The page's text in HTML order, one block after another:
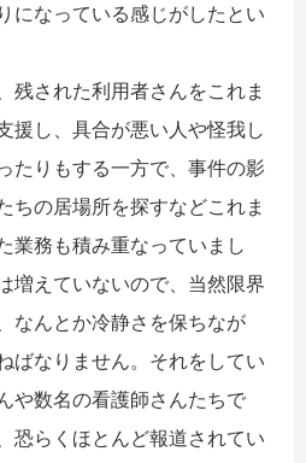
になっている感じがしたとい
された利用者さんをこれま
援し、具合が悪い人や怪我し
たりもする一方で、事件の影
ちの居場所を探すなどこれま
業務も積み重なっていまし
増えていないので、当然限界
なんとか冷静さを保ちなが
ばなりません。それをしてい
や数名の看護師さんたちで
恐らくほとんど報道されてい